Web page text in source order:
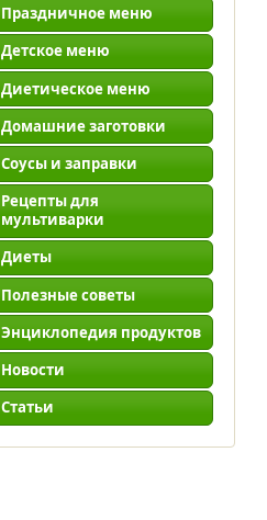
Праздничное меню
Детское меню
Диетическое меню
Домашние заготовки
Соусы и заправки
Рецепты для
мультиварки
Диеты
Полезные советы
Энциклопедия продуктов
Новости
Статьи